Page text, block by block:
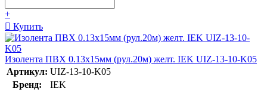
+
Купить
Изолента ПВХ 0.13х15мм (рул.20м) желт. IEK UIZ-13-10-K05
Артикул: UIZ-13-10-K05
Бренд:
IEK